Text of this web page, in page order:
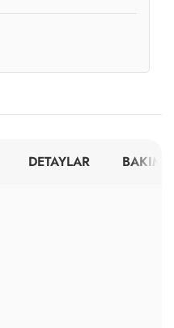
DETAYLAR BAKIM